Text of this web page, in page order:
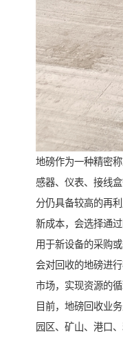
地磅作为一种精密
感器、仪表、接线
分仍具备较高的再
新成本，会选择通
用于新设备的采购
会对回收的地磅进
市场，实现资源的循
目前，地磅回收业
园区、矿山、港口